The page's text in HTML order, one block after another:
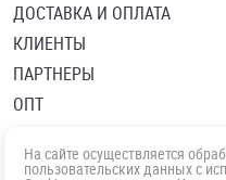
ДОСТАВКА И ОПЛАТА
КЛИЕНТЫ
ПАРТНЕРЫ
ОПТ
Политика в отношении
Согласие посетителя сайта на
На сайте осуществляется
пользовательских данных с